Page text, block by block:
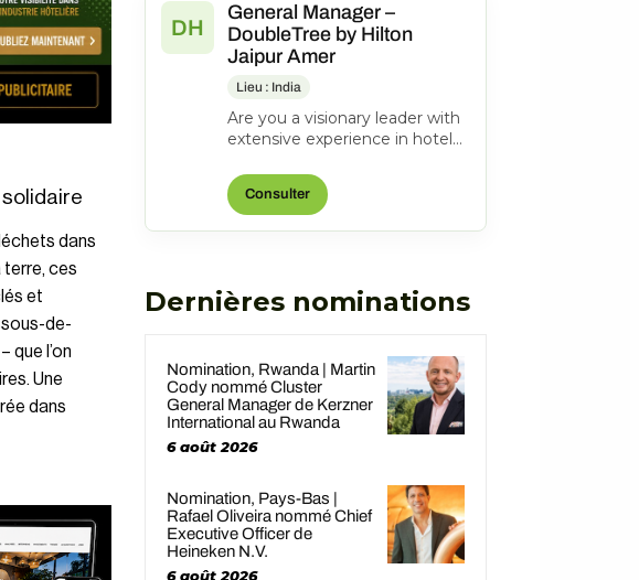
solidaire
dans
terre, ces
et
de-
que l’on
Une
dans
DH
General Manager –
DoubleTree by Hilton
Jaipur Amer
Lieu : India
Are you a visionary leader with
extensive experience in hotel
driving operational success...
Consulter
Dernières nominations
Nomination, Rwanda | Martin
Cody nommé Cluster
General Manager de Kerzner
International au Rwanda
6 août 2026
Nomination, Pays-Bas |
Rafael Oliveira nommé Chief
Executive Officer de
Heineken N.V.
6 août 2026